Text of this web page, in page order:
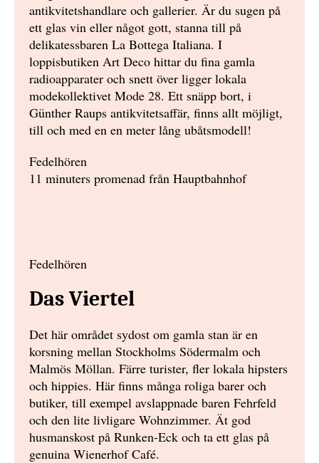
antikvitetshandlare och gallerier. Är du sugen på
ett glas vin eller något gott, stanna till på
delikatessbaren La Bottega Italiana. I
loppisbutiken Art Deco hittar du fina gamla
radioapparater och snett över ligger lokala
modekollektivet Mode 28. Ett snäpp bort, i
Günther Raups antikvitetsaffär, finns allt möjligt,
till och med en en meter lång ubåtsmodell!
Fedelhören
11 minuters promenad från Hauptbahnhof
Fedelhören
Das Viertel
Det här området sydost om gamla stan är en
korsning mellan Stockholms Södermalm och
Malmös Möllan. Färre turister, fler lokala hipsters
och hippies. Här finns många roliga barer och
butiker, till exempel avslappnade baren Fehrfeld
och den lite livligare Wohnzimmer. Ät god
husmanskost på Runken-Eck och ta ett glas på
genuina Wienerhof Café.